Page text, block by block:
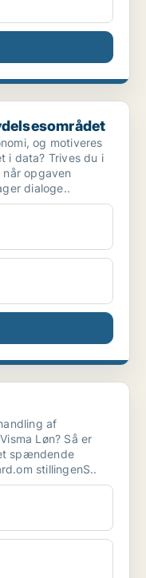
og motiveres
i data? Trives du i
opgaven
dialoge..
af
Løn? Så er
spændende
stillingenS..